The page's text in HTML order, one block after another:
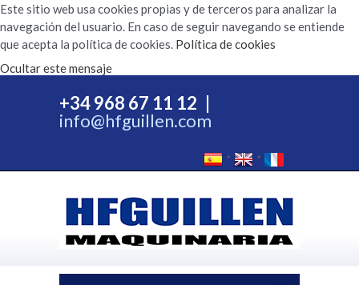
Este sitio web usa cookies propias y de terceros para analizar la
navegación del usuario. En caso de seguir navegando se entiende
que acepta la política de cookies. Política de cookies
Ocultar este mensaje
+34 968 67 11 12
info@hfguillen.com